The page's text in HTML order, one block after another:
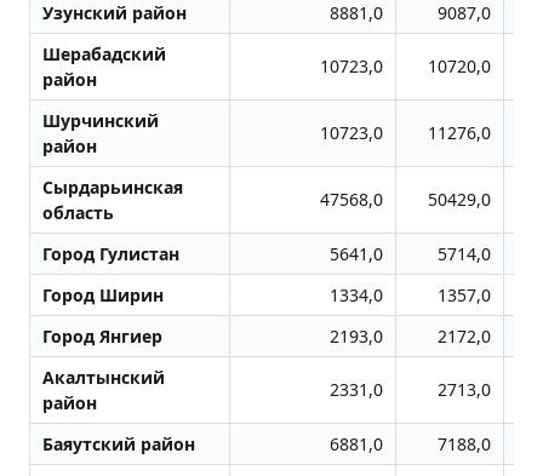
Узунский район
8881,0
9087,0
Шерабадский
район
10723,0 10720,0
Шурчинский
район
10723,0 11276,0
Сырдарьинская
область
47568,0 50429,0
Город Гулистан 5641,0
5714,0
Город Ширин
1334,0
1357,0
Город Янгиер
2193,0
2172,0
Акалтынский
район
2331,0 2713,0
Баяутский район 6881,0
7188,0